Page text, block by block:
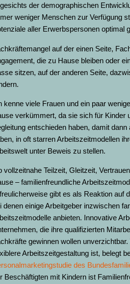
der demographischen
weniger Menschen zur Verfügung
aller Erwerbspersonen optimal
auf der einen Seite,
die zu Hause bleiben oder
sitzen, auf der anderen Seite,
kenne viele Frauen und ein paar
verkümmert, da sie sich für Kinder
entschieden haben, damit
in oft starren Arbeitszeitmodellen
unter Beweis zu stellen.
vollzeitnahe Teilzeit, Gleitzeit,
– familienfreundliche
gibt es als Reaktion auf
denen einige Arbeitgeber inzwischen
anbieten. Innovative
die ihre qualifizierten
gewinnen wollen
Arbeitszeitgestaltung ist, belegt
des
Beschäftigten mit Kindern ist